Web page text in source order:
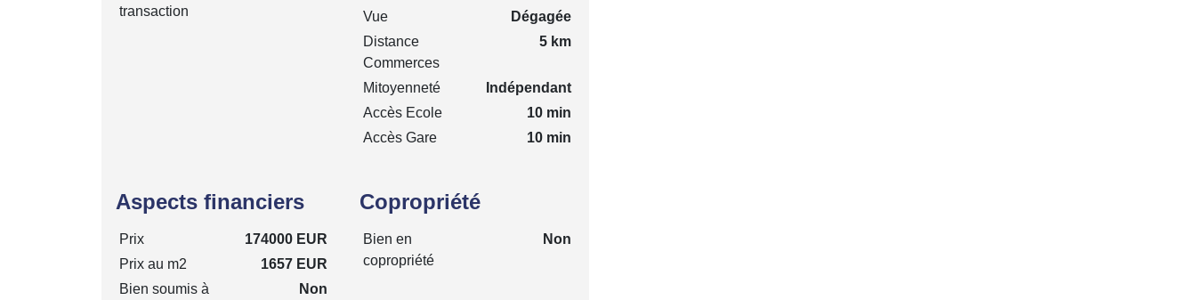
transaction
Vue
Dégagée
Distance
Commerces
5 km
Mitoyenneté
Indépendant
Accès Ecole
10 min
Accès Gare
10 min
Aspects financiers
Prix
174000 EUR
Prix au m2
1657 EUR
Bien soumis à
Non
Copropriété
Bien en
copropriété
Non